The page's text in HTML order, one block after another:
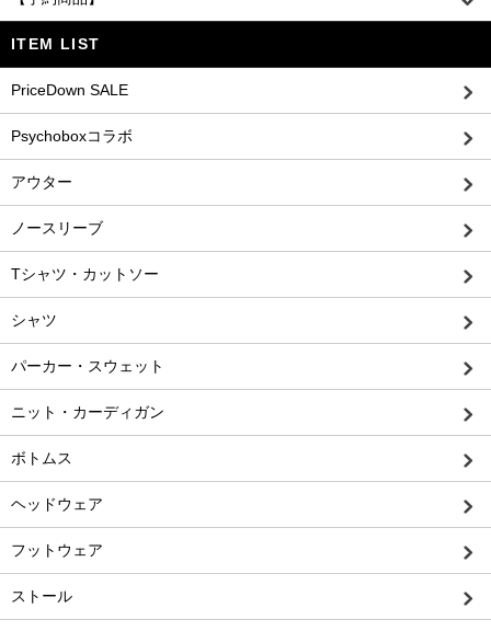
ITEM LIST
PriceDown SALE
Psychoboxコラボ
アウター
ノースリーブ
Tシャツ・カットソー
シャツ
パーカー・スウェット
ニット・カーディガン
ボトムス
ヘッドウェア
フットウェア
ストール